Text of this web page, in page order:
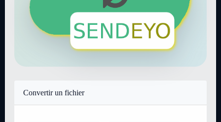
Convertir un fichier